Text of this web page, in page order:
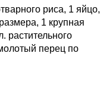
риса, 1 яйцо,
1 крупная
растительного
перец по